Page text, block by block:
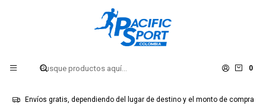
0
Envíos gratis, dependiendo del lugar de destino y el monto de compra